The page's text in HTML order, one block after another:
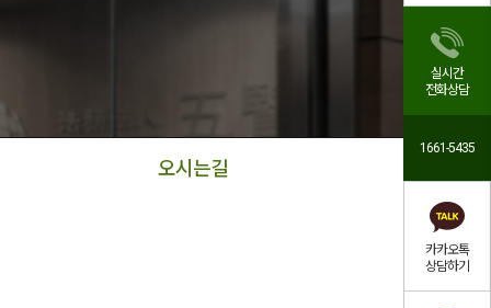
오시는길
실시간
전화상담
1661-5435
카카오톡
상담하기